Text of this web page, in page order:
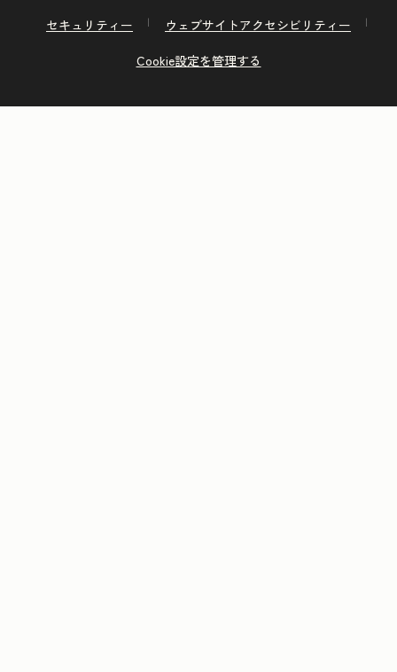
セキュリティー
ウェブサイトアクセシビリティー
Cookie設定を管理する